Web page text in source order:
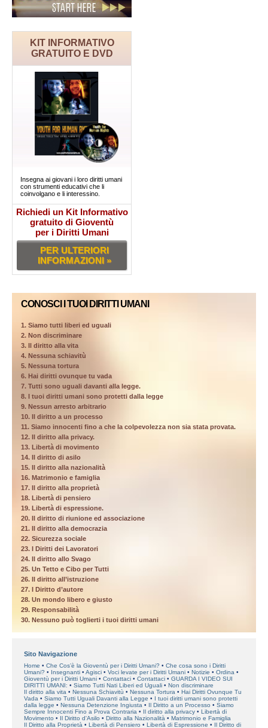
KIT INFORMATIVO
GRATUITO E DVD
Insegna ai giovani i loro diritti umani
con strumenti educativi che li
coinvolgano e li interessino.
Richiedi un Kit Informativo
gratuito di Gioventù
per i Diritti Umani
PER ULTERIORI
INFORMAZIONI »
CONOSCI I TUOI DIRITTI UMANI
1. Siamo tutti liberi ed uguali
2. Non discriminare
3. Il diritto alla vita
4. Nessuna schiavitù
5. Nessuna tortura
6. Hai diritti ovunque tu vada
7. Tutti sono uguali davanti alla legge.
8. I tuoi diritti umani sono protetti dalla legge
9. Nessun arresto arbitrario
10. Il diritto a un processo
11. Siamo innocenti fino a che la colpevolezza non sia stata provata.
12. Il diritto alla privacy.
13. Libertà di movimento
14. Il diritto di asilo
15. Il diritto alla nazionalità
16. Matrimonio e famiglia
17. Il diritto alla proprietà
18. Libertà di pensiero
19. Libertà di espressione.
20. Il diritto di riunione ed associazione
21. Il diritto alla democrazia
22. Sicurezza sociale
23. I Diritti dei Lavoratori
24. Il diritto allo Svago
25. Un Tetto e Cibo per Tutti
26. Il diritto all’istruzione
27. I Diritto d’autore
28. Un mondo libero e giusto
29. Responsabilità
30. Nessuno può toglierti i tuoi diritti umani
Sito Navigazione
Home Che Cos’è la Gioventù per i Diritti Umani?
Che cosa sono i Diritti
Umani?
Insegnanti Agisci Voci levate per i Diritti Umani Notizie
Ordina
Gioventù per i Diritti Umani
Contattaci Contattaci
GUARDA I VIDEO SUI
DIRITTI UMANI:
Siamo Tutti Nati Liberi ed Uguali
Non discriminare
Il diritto alla vita
Nessuna Schiavitù Nessuna Tortura
Hai Diritti Ovunque Tu
Vada
Siamo Tutti Uguali Davanti alla Legge
I tuoi diritti umani sono protetti
dalla legge
Nessuna Detenzione Ingiusta Il Diritto a un Processo
Siamo
Sempre Innocenti Fino a Prova Contraria
Il diritto alla privacy
Libertà di
Movimento
Il Diritto d'Asilo Diritto alla Nazionalità
Matrimonio e Famiglia
Il Diritto alla Proprietà
Libertà di Pensiero Libertà di Espressione Il Diritto di